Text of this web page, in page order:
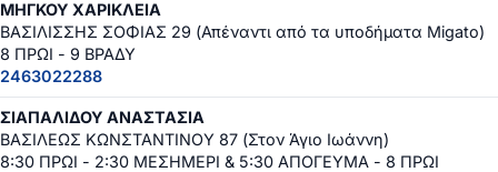
ΜΗΓΚΟΥ ΧΑΡΙΚΛΕΙΑ
ΒΑΣΙΛΙΣΣΗΣ ΣΟΦΙΑΣ 29 (Απέναντι από τα υποδήματα Migato)
8 ΠΡΩΙ - 9 ΒΡΑΔΥ
2463022288
ΣΙΑΠΑΛΙΔΟΥ ΑΝΑΣΤΑΣΙΑ
ΒΑΣΙΛΕΩΣ ΚΩΝΣΤΑΝΤΙΝΟΥ 87 (Στον Άγιο Ιωάννη)
8:30 ΠΡΩΙ - 2:30 ΜΕΣΗΜΕΡΙ & 5:30 ΑΠΟΓΕΥΜΑ - 8 ΠΡΩΙ